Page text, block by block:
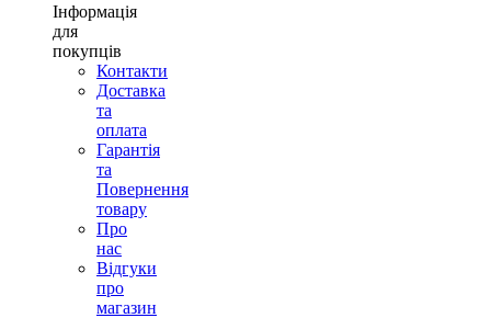
Інформація
для
покупців
Контакти
Доставка
та
оплата
Гарантія
та
Повернення
товару
Про
нас
Відгуки
про
магазин